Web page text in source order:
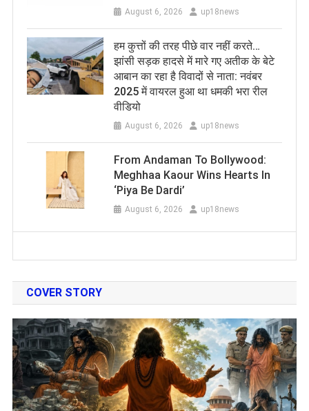
August 6, 2026 up18news
हम कुत्तों की तरह पीछे वार नहीं करते…
झांसी सड़क हादसे में मारे गए अतीक के बेटे
आबान का रहा है विवादों से नाता: नवंबर
2025 में वायरल हुआ था धमकी भरा रील
वीडियो
August 6, 2026 up18news
From Andaman To Bollywood:
Meghhaa Kaour Wins Hearts In
‘Piya Be Dardi’
August 6, 2026 up18news
COVER STORY